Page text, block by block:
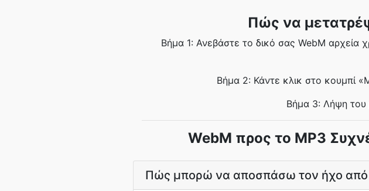
Πώς να
Βήμα 1: Ανεβάστε το δικό σας WebM αρχεία
Βήμα 2: Κάντε κλικ στο κουμπί
Βήμα 3: Λήψη του
WebM προς το MP3
Πώς μπορώ να αποσπάσω τον ήχο από